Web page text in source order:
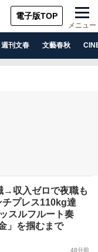
電子版TOP
メニュー
週刊文春 文藝春秋
→収入ゼロで夜職も
プレス110kg達
スルフルート奏
」を掴むまで
48分前